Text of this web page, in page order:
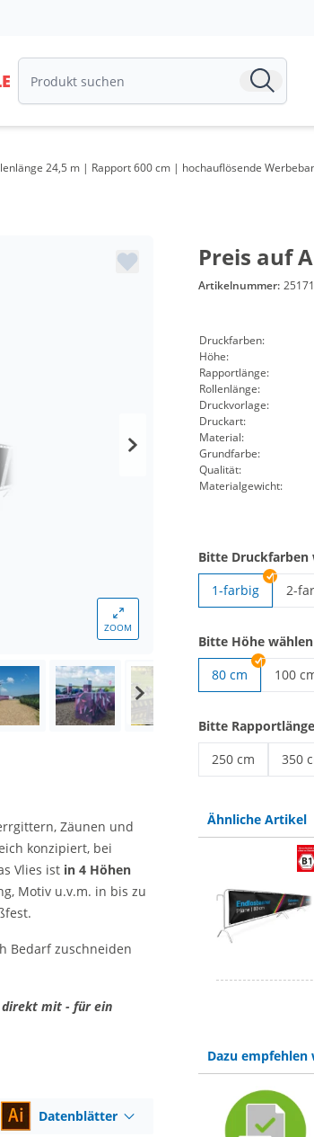
24,5 m | Rapport 600 cm | hochauflösende
ZOOM
Preis auf
Artikelnummer:
Druckfarben:
Höhe:
Rapportlänge:
Rollenlänge:
Druckvorlage:
Druckart:
Material:
Grundfarbe:
Qualität:
Materialgewicht:
Bitte Druckfarben
1-farbig
2-
Bitte Höhe wählen
80 cm
100
Bitte
250 cm
350
Zäunen und
konzipiert, bei
Vlies ist in 4 Höhen
Motiv u.v.m. in bis zu
Bedarf zuschneiden
direkt mit - für ein
Datenblätter
Ähnliche Artikel
Dazu empfehlen